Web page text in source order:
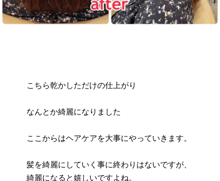
こちら乾かしただけの仕上がり
なんとか綺麗になりました
ここからはヘアケアを大事にやっていきます。
髪を綺麗にしていく事に終わりはないですが、
綺麗になると嬉しいですよね。